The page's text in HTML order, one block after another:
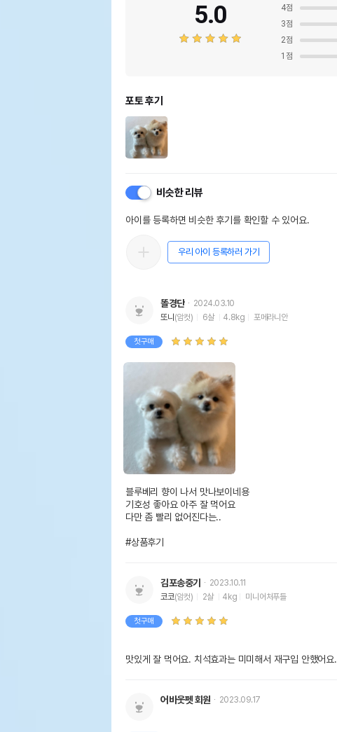
5.0
4점
3점
2점
1 점
포토 후기
비슷한 리뷰
아이를 등록하면 비슷한 후기를 확인할 수 있어요.
우리 아이 등록하러 가기
똘경단
2024.03.10
또니(암컷) 6살 4.8kg 포메라니안
첫구매
블루베리 향이 나서 맛나보이네용
기호성 좋아요 아주 잘 먹어요
다만 좀 빨리 없어진다는..
#상품후기
김포송중기
2023.10.11
코코(암컷) 2살 4kg 미니어처푸들
첫구매
맛있게 잘 먹어요. 치석효과는 미미해서 재구입 안했어요.
어바웃펫 회원 2023.09.17